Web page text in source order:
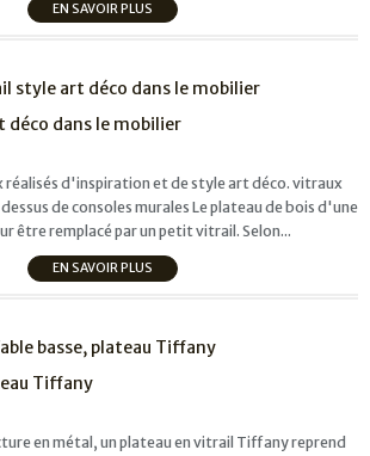
EN SAVOIR PLUS
style art déco dans le mobilier
réalisés d'inspiration et de style art déco. vitraux
de consoles murales Le plateau de bois d'une
être remplacé par un petit vitrail. Selon...
EN SAVOIR PLUS
basse, plateau Tiffany
en métal, un plateau en vitrail Tiffany reprend